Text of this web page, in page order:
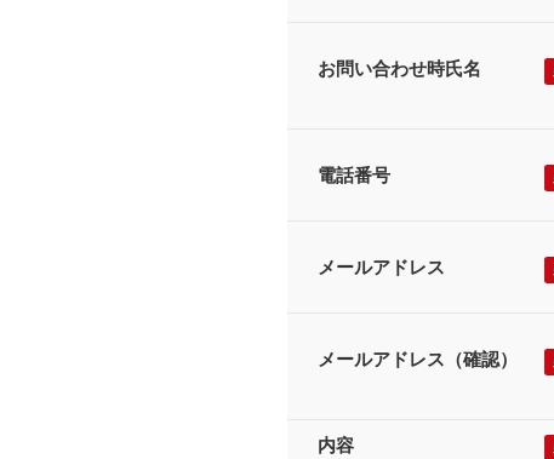
お問い合わせ時氏名
電話番号
メールアドレス
メールアドレス（確認）
内容